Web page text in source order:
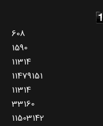
608
1590
11314
11479151
11314
33160
11503142